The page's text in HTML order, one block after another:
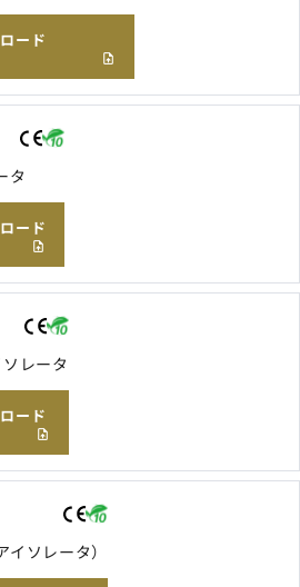
ード
タ
ード
レータ
ード
ソレータ）